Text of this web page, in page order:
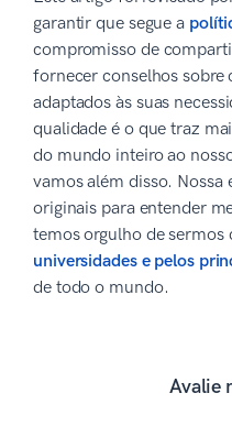
garantir que segue a
compromisso de
fornecer conselhos sobre
adaptados às suas
qualidade é o que traz
do mundo inteiro ao
vamos além disso. Nossa
originais para entender
temos orgulho de sermos
universidades e pelos
de todo o mundo.
Avalie